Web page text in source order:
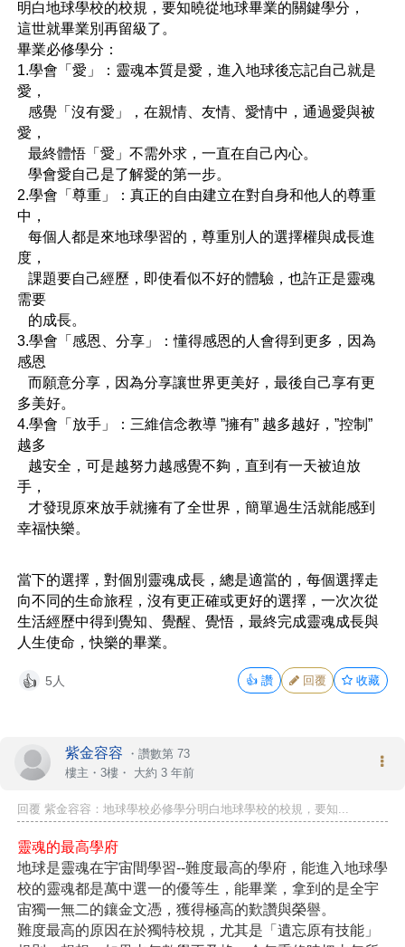
明白地球學校的校規，要知曉從地球畢業的關鍵學分，
這世就畢業別再留級了。
畢業必修學分：
1.學會「愛」：靈魂本質是愛，進入地球後忘記自己就是
愛，
愛，
   最終體悟「愛」不需外求，一直在自己內心。
   學會愛自己是了解愛的第一步。
2.學會「尊重」：真正的自由建立在對自身和他人的尊重
中，
度，
需要
   的成長。
3.學會「感恩、分享」：懂得感恩的人會得到更多，因為
感恩
多美好。
4.學會「放手」：三維信念教導 ”擁有” 越多越好，”控制”
越多
手，
幸福快樂。
當下的選擇，對個別靈魂成長，總是適當的，每個選擇走
向不同的生命旅程，沒有更正確或更好的選擇，一次次從
生活經歷中得到覺知、覺醒、覺悟，最終完成靈魂成長與
人生使命，快樂的畢業。
👍 5人 👍 讚 回覆 收藏
紫金容容 ・ 讚數第 73
樓主 ・3樓・ 大約 3 年前
回覆 紫金容容：地球學校必修學分明白地球學校的校規，要知...
靈魂的最高學府
地球是靈魂在宇宙間學習--難度最高的學府，能進入地球學
校的靈魂都是萬中選一的優等生，能畢業，拿到的是全宇
宙獨一無二的鑲金文憑，獲得極高的歎讚與榮譽。
難度最高的原因在於獨特校規，尤其是「遺忘原有技能」